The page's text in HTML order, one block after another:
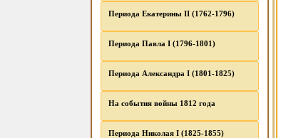
Периода Екатерины II (1762-1796)
Периода Павла I (1796-1801)
Периода Александра I (1801-1825)
На события войны 1812 года
Периода Николая I (1825-1855)